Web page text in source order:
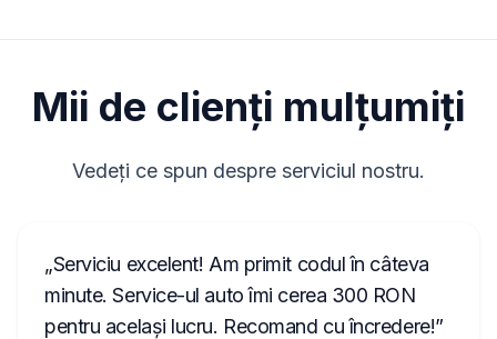
067003105800D5910079026514
Mii de clienți mulțumiți
Vedeți ce spun despre serviciul nostru.
Serviciu excelent! Am primit codul în câteva
minute. Service-ul auto îmi cerea 300 RON
pentru același lucru. Recomand cu încredere!